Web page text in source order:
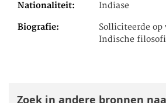
Nationaliteit Indiase
Biografie
Solliciteerde op
Indische
Zoek in andere bronnen